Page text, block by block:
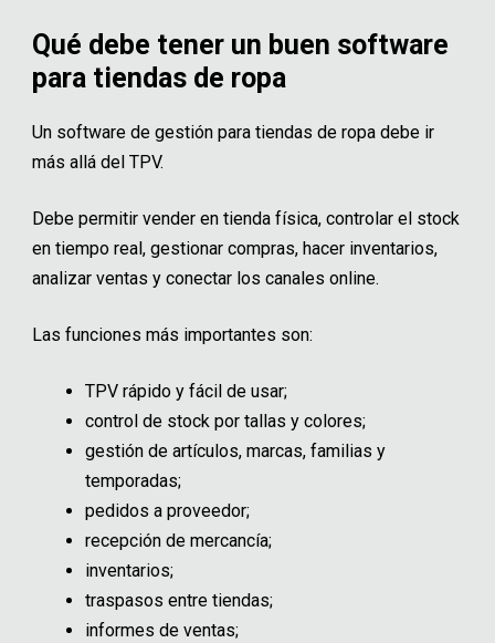
Qué debe tener un buen software
para tiendas de ropa
Un software de gestión para tiendas de ropa debe ir
más allá del TPV.
Debe permitir vender en tienda física, controlar el stock
en tiempo real, gestionar compras, hacer inventarios,
analizar ventas y conectar los canales online.
Las funciones más importantes son:
TPV rápido y fácil de usar;
control de stock por tallas y colores;
gestión de artículos, marcas, familias y
temporadas;
pedidos a proveedor;
recepción de mercancía;
inventarios;
traspasos entre tiendas;
informes de ventas;